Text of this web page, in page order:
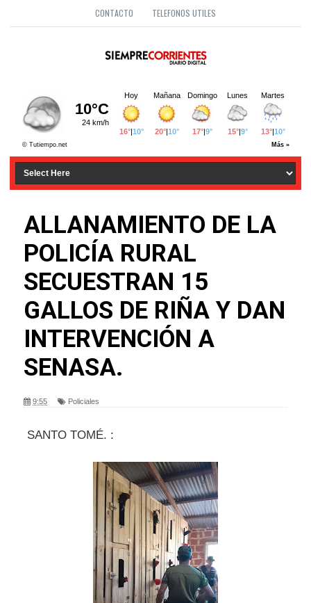
CONTACTO TELEFONOS UTILES
ALLANAMIENTO DE LA
POLICÍA RURAL
SECUESTRAN 15
GALLOS DE RIÑA Y DAN
INTERVENCIÓN A
SENASA.
9:55 Policiales
SANTO TOMÉ. :